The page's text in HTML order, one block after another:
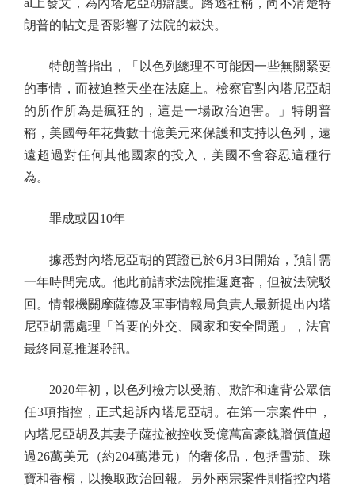
朗普的帖文是否影響了法院的裁決。
特朗普指出，「以色列總理不可能因一些無關緊要
的事情，而被迫整天坐在法庭上。檢察官對內塔尼亞胡
的所作所為是瘋狂的，這是一場政治迫害。」特朗普
稱，美國每年花費數十億美元來保護和支持以色列，遠
遠超過對任何其他國家的投入，美國不會容忍這種行
為。
罪成或囚10年
據悉對內塔尼亞胡的質證已於6月3日開始，預計需
一年時間完成。他此前請求法院推遲庭審，但被法院駁
回。情報機關摩薩德及軍事情報局負責人最新提出內塔
尼亞胡需處理「首要的外交、國家和安全問題」，法官
最終同意推遲聆訊。
2020年初，以色列檢方以受賄、欺詐和違背公眾信
任3項指控，正式起訴內塔尼亞胡。在第一宗案件中，
內塔尼亞胡及其妻子薩拉被控收受億萬富豪餽贈價值超
過26萬美元（約204萬港元）的奢侈品，包括雪茄、珠
寶和香檳，以換取政治回報。另外兩宗案件則指控內塔